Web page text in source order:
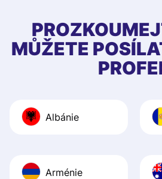
MŮŽETE
Albánie
Arménie